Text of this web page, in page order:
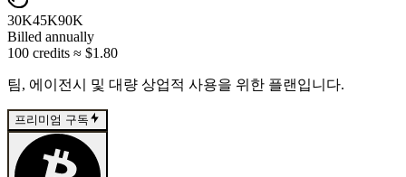
30K45K90K
Billed annually
100 credits ≈ $1.80
팀, 에이전시 및 대량 상업적 사용을 위한 플랜입니다.
프리미엄 구독